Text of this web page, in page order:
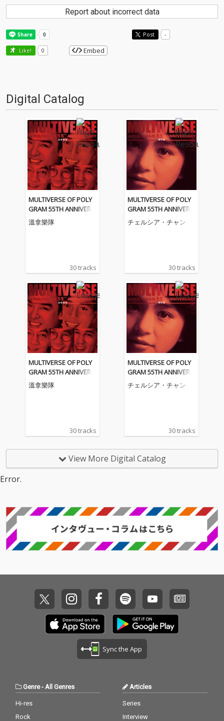
Report about incorrect data
Post -
Like! 0 Embed
Digital Catalog
MULTIVERSE OF POLY
GRAM 55TH ANNIVERS
ARY - The Wynners
溫拿樂隊
30 tracks
MULTIVERSE OF POLY
GRAM 55TH ANNIVERS
ARY - Chelsia Chan
チェルシア・チャン
30 tracks
MULTIVERSE OF POLY
GRAM 55TH ANNIVERS
ARY - The Wynners
溫拿樂隊
30 tracks
MULTIVERSE OF POLY
GRAM 55TH ANNIVERS
ARY - Chelsia Chan
チェルシア・チャン
30 tracks
View More Digital Catalog
Error.
Sync the App
Genre- All Genres
Hi-res
Rock
Articles
Series
Interview